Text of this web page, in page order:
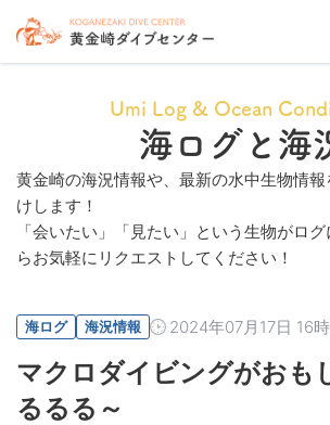
Umi Log & Ocean
海ログと海
黄金崎の海況情報や、最新の水中生物情
けします！
「会いたい」「見たい」という生物がロ
らお気軽にリクエストしてください！
海ログ 海況情報 2024年07月17日 16
マクロダイビングがおも
るるる～